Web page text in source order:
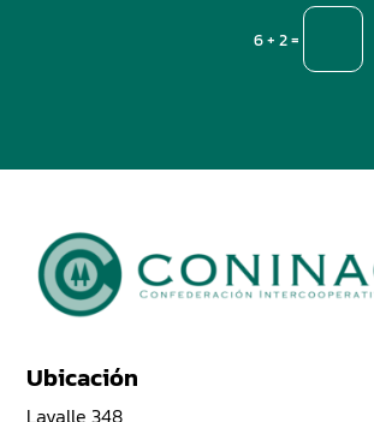
6 + 2=
Ubicación
Lavalle 348,